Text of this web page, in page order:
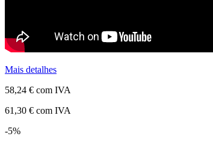
Mais detalhes
58,24 € com IVA
61,30 € com IVA
-5%